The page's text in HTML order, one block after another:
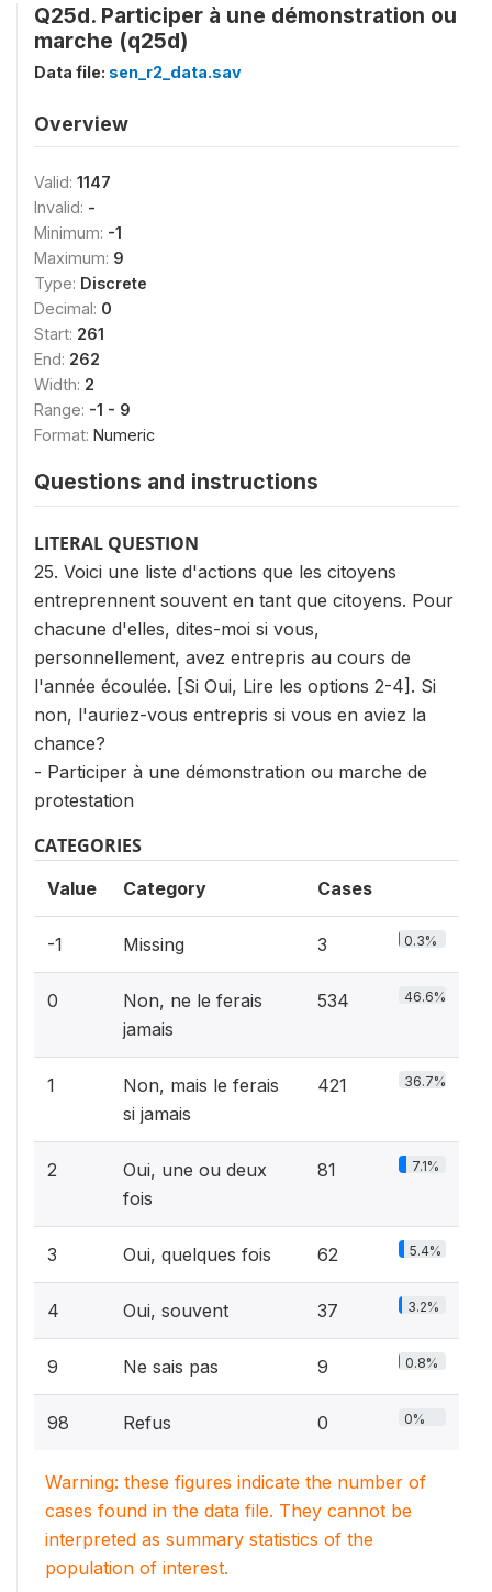
Q25d. Participer à une démonstration ou
marche (q25d)
Data file: sen_r2_data.sav
Overview
Valid: 1147
Invalid: -
Minimum: -1
Maximum: 9
Type: Discrete
Decimal: 0
Start: 261
End: 262
Width: 2
Range: -1 - 9
Format: Numeric
Questions and instructions
LITERAL QUESTION
25. Voici une liste d'actions que les citoyens
entreprennent souvent en tant que citoyens. Pour
chacune d'elles, dites-moi si vous,
personnellement, avez entrepris au cours de
l'année écoulée. [Si Oui, Lire les options 2-4]. Si
non, l'auriez-vous entrepris si vous en aviez la
chance?
- Participer à une démonstration ou marche de
protestation
CATEGORIES
Value Category Cases
-1 Missing 3 0.3%
0
Non, ne le ferais
jamais
534 46.6%
1
Non, mais le ferais
si jamais
421 36.7%
2
Oui, une ou deux
fois
81 7.1%
3 Oui, quelques fois 62 5.4%
4 Oui, souvent 37 3.2%
9 Ne sais pas 9 0.8%
98 Refus 0 0%
Warning: these figures indicate the number of
cases found in the data file. They cannot be
interpreted as summary statistics of the
population of interest.